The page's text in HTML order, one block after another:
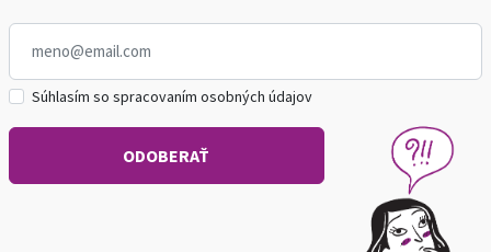
Súhlasím so spracovaním osobných údajov